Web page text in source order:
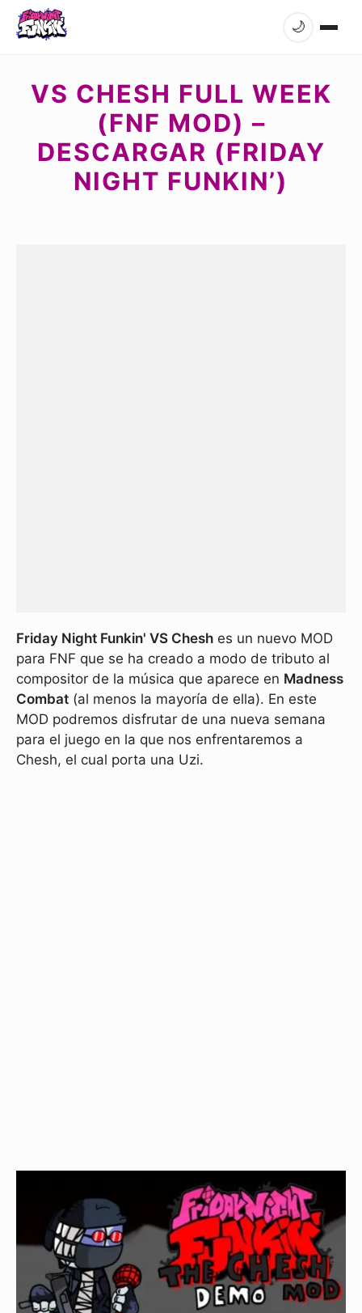
🌙
VS CHESH FULL WEEK
(FNF MOD) –
DESCARGAR (FRIDAY
NIGHT FUNKIN’)
Friday Night Funkin' VS Chesh es un nuevo MOD
para FNF que se ha creado a modo de tributo al
compositor de la música que aparece en Madness
Combat (al menos la mayoría de ella). En este
MOD podremos disfrutar de una nueva semana
para el juego en la que nos enfrentaremos a
Chesh, el cual porta una Uzi.